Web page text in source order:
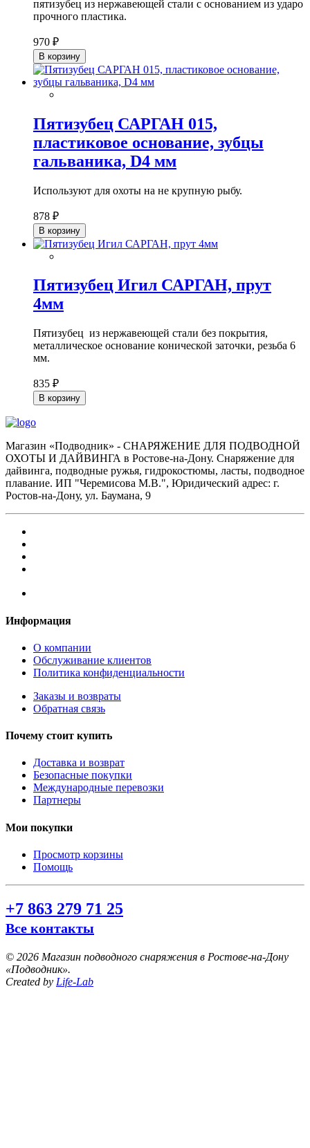
пятизубец из нержавеющей стали с основанием из ударо
прочного пластика.
970 ₽
В корзину
Пятизубец САРГАН 015,
пластиковое основание, зубцы
гальваника, D4 мм
Используют для охоты на не крупную рыбу.
878 ₽
В корзину
Пятизубец Игил САРГАН, прут
4мм
Пятизубец из нержавеющей стали без покрытия,
металлическое основание конической заточки, резьба 6
мм.
835 ₽
В корзину
Магазин «Подводник» - СНАРЯЖЕНИЕ ДЛЯ ПОДВОДНОЙ
ОХОТЫ И ДАЙВИНГА в Ростове-на-Дону. Снаряжение для
дайвинга, подводные ружья, гидрокостюмы, ласты, подводное
плавание. ИП "Черемисова М.В.", Юридический адрес: г.
Ростов-на-Дону, ул. Баумана, 9
Информация
О компании
Обслуживание клиентов
Политика конфиденциальности
Заказы и возвраты
Обратная связь
Почему стоит купить
Доставка и возврат
Безопасные покупки
Международные перевозки
Партнеры
Мои покупки
Просмотр корзины
Помощь
+7 863 279 71 25
Все контакты
© 2026 Магазин подводного снаряжения в Ростове-на-Дону
«Подводник».
Created by Life-Lab